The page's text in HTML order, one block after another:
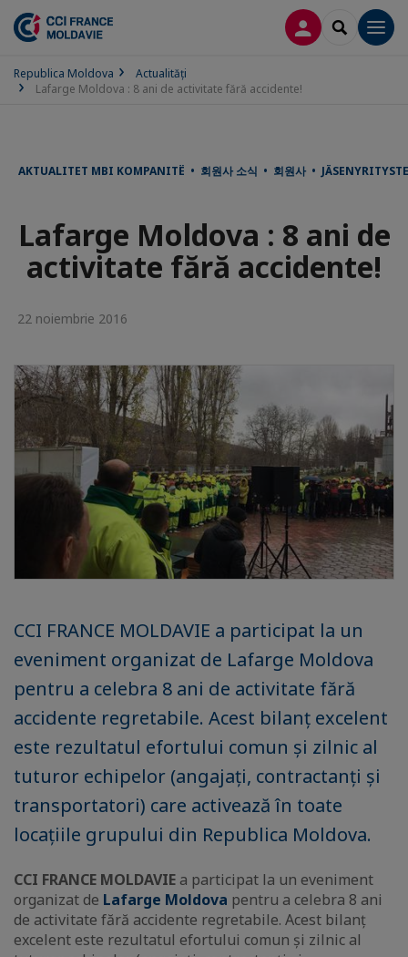
CONECTARE
SEARCH
Republica Moldova
Actualităţi
Lafarge Moldova : 8 ani de activitate fără accidente!
AKTUALITET MBI KOMPANITË • 회원사 소식 • 회원사 •
Lafarge Moldova : 8 ani de
activitate fără accidente!
22 noiembrie 2016
CCI FRANCE MOLDAVIE a participat la un
eveniment organizat de Lafarge Moldova
pentru a celebra 8 ani de activitate fără
accidente regretabile. Acest bilanț excelent
este rezultatul efortului comun și zilnic al
tuturor echipelor (angajați, contractanți și
transportatori) care activează în toate
locațiile grupului din Republica Moldova.
CCI FRANCE MOLDAVIE a participat la un eveniment
organizat de Lafarge Moldova pentru a celebra 8 ani
de activitate fără accidente regretabile. Acest bilanț
excelent este rezultatul efortului comun și zilnic al